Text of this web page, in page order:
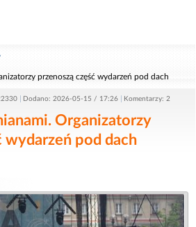
przenoszą część wydarzeń pod dach
Dodano: 2026-05-15 / 17:26 Komentarzy: 2
Organizatorzy
wydarzeń pod dach